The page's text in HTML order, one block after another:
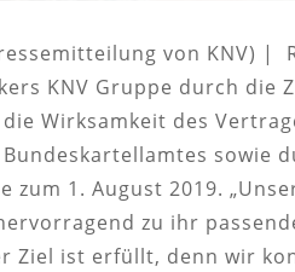
von KNV) |
KNV Gruppe durch
Wirksamkeit des
zum 1. August 2019.
zu ihr
Ziel ist erfüllt, denn wir